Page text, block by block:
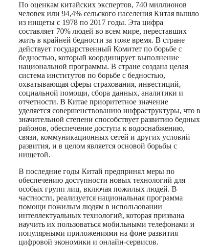
По оценкам китайских экспертов, 740 миллионов
человек или 94,4% сельского населения Китая вышло
из нищеты с 1978 по 2017 годы. Эта цифра
составляет 70% людей во всем мире, переставших
жить в крайней бедности за тоже время. В стране
действует государственный Комитет по борьбе с
бедностью, который координирует выполнение
национальной программы. В стране создана целая
система институтов по борьбе с бедностью,
охватывающая сферы страхования, инвестиций,
социальной помощи, сбора данных, аналитики и
отчетности. В Китае приоритетное значение
уделяется совершенствованию инфраструктуры, что в
значительной степени способствует развитию бедных
районов, обеспечение доступа к водоснабжению,
связи, коммуникационных сетей и других условий
развития, и в целом является основой борьбы с
нищетой.
В последние годы Китай предпринял меры по
обеспечению доступности новых технологий для
особых групп лиц, включая пожилых людей. В
частности, реализуется национальная программа
помощи пожилым людям в использовании
интеллектуальных технологий, которая призвана
научить их пользоваться мобильными телефонами и
популярными приложениями на фоне развития
цифровой экономики и онлайн-сервисов.